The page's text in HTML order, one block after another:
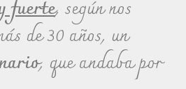
fuerte, según nos
de 30 años, un
, que andaba por